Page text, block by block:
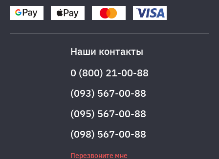
Наши контакты
0 (800) 21-00-88
(093) 567-00-88
(095) 567-00-88
(098) 567-00-88
Перезвоните мне